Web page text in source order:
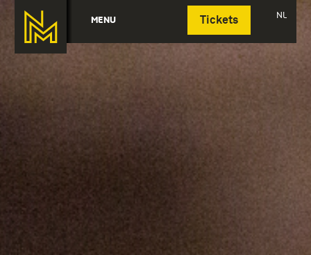
MENU Tickets NL
Deutsch